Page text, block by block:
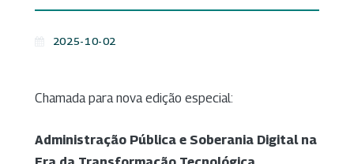
2025-10-02
Chamada para nova edição especial:
Administração Pública e Soberania Digital na